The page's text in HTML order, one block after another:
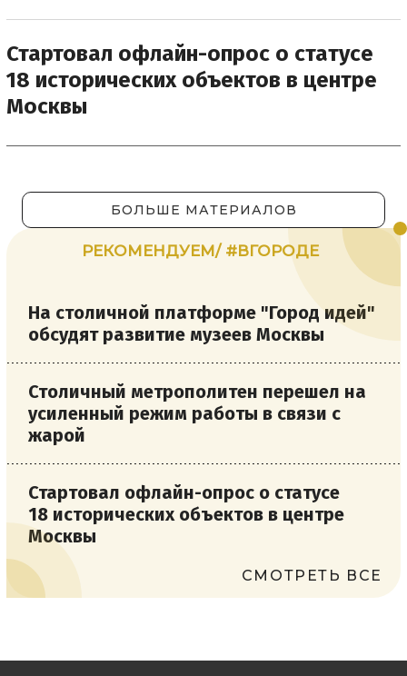
Стартовал офлайн-опрос о статусе
18 исторических объектов в центре
Москвы
БОЛЬШЕ МАТЕРИАЛОВ
РЕКОМЕНДУЕМ/ #ВГОРОДЕ
На столичной платформе "Город идей"
обсудят развитие музеев Москвы
Столичный метрополитен перешел на
усиленный режим работы в связи с
жарой
Стартовал офлайн-опрос о статусе
18 исторических объектов в центре
Москвы
СМОТРЕТЬ ВСЕ